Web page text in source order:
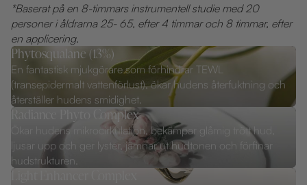
*Baserat på en 8-timmars instrumentell studie med 20
personer i åldrarna 25- 65, efter 4 timmar och 8 timmar, efter
en applicering.
Phytosqualane (13%)
En fantastisk mjukgörare som förhindrar TEWL
(transepidermalt vattenförlust), ökar hudens återfuktning och
återställer hudens smidighet.
Radiance Phyto Complex
Ökar hudens mikrocirkulation, bekämpar glåmig trött hud,
ljusar upp och ger lyster, jämnar ut hudtonen och förfinar
hudstrukturen.
Light Enhancer Complex